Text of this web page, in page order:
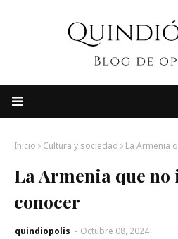
Inicio Cultura y sociedad La Armenia
La Armenia que no
conocer
quindiopolis - Octubre 08, 2024